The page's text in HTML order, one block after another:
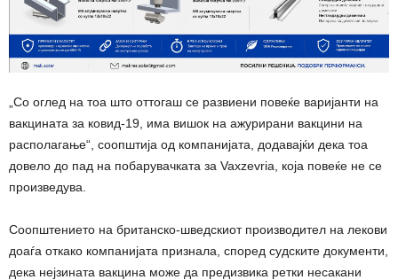
„Со оглед на тоа што оттогаш се развиени повеќе варијанти на
вакцината за ковид-19, има вишок на ажурирани вакцини на
располагање“, соопштија од компанијата, додавајќи дека тоа
довело до пад на побарувачката за Vaxzevria, која повеќе не се
произведува.
Соопштението на британско-шведскиот производител на лекови
доаѓа откако компанијата признала, според судските документи,
дека нејзината вакцина може да предизвика ретки несакани